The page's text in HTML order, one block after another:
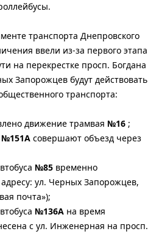
транспорта Днепровского
ввели из-за первого этапа
на перекрестке просп. Богдана
Запорожцев будут действовать
транспорта:
движение трамвая №16 ;
совершают объезд через
№85 временно
ул. Черных Запорожцев,
почта»);
№136А на время
с ул. Инженерная на просп.